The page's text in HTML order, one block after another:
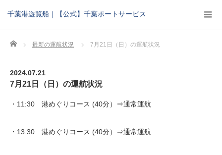
千葉港遊覧船｜【公式】千葉ポートサービス
Home 最新の運航状況 7月21日（日）の運航状況
2024.07.21
7月21日（日）の運航状況
・11:30 港めぐりコース (40分）⇒通常運航
・13:30 港めぐりコース (40分）⇒通常運航